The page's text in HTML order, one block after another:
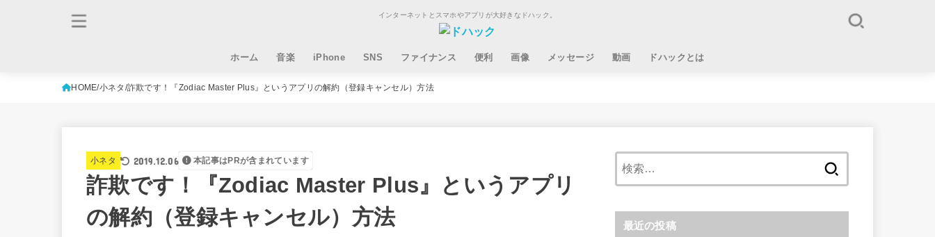
インターネットとスマホやアプリが大好きなドハック。
ホーム 音楽 iPhone SNS ファイナンス 便利 画像 メッセージ 動画 ドハックとは
HOME 小ネタ 詐欺です！『Zodiac Master Plus』というアプリの解約（登録キャンセル）方法
小ネタ 2019.12.06 本記事はPRが含まれています
詐欺です！『Zodiac Master Plus』というアプリ
の解約（登録キャンセル）方法
最近の投稿